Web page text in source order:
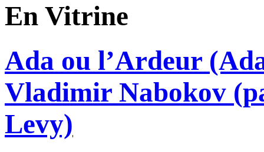
En Vitrine
Ada ou l’Ardeur
Vladimir Nabokov
Levy)